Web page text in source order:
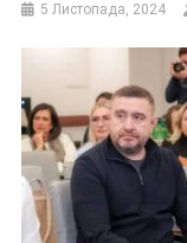
5 Листопада, 2024